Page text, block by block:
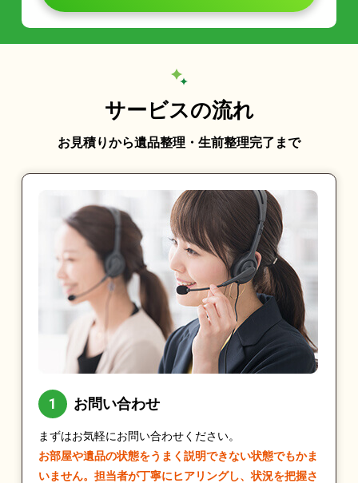
サービスの流れ
お見積りから遺品整理・生前整理完了まで
お問い合わせ
まずはお気軽にお問い合わせください。
お部屋や遺品の状態をうまく説明できない状態でもかま
いません。担当者が丁寧にヒアリングし、状況を把握さ